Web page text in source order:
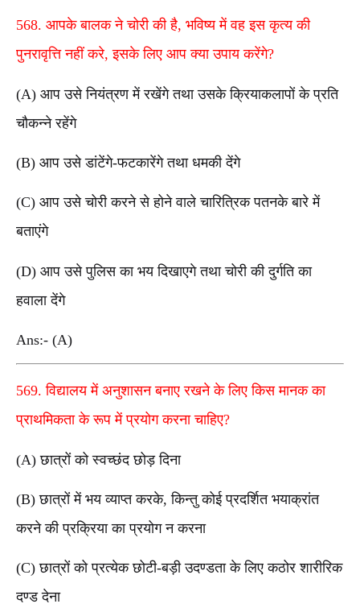
568. आपके बालक ने चोरी की है, भविष्य में वह इस कृत्य की
पुनरावृत्ति नहीं करे, इसके लिए आप क्या उपाय करेंगे?
(A) आप उसे नियंत्रण में रखेंगे तथा उसके क्रियाकलापों के प्रति
चौकन्ने रहेंगे
(B) आप उसे डांटेंगे-फटकारेंगे तथा धमकी देंगे
(C) आप उसे चोरी करने से होने वाले चारित्रिक पतनके बारे में
बताएंगे
(D) आप उसे पुलिस का भय दिखाएगे तथा चोरी की दुर्गति का
हवाला देंगे
Ans:- (A)
569. विद्यालय में अनुशासन बनाए रखने के लिए किस मानक का
प्राथमिकता के रूप में प्रयोग करना चाहिए?
(A) छात्रों को स्वच्छंद छोड़ दिना
(B) छात्रों में भय व्याप्त करके, किन्तु कोई प्रदर्शित भयाक्रांत
करने की प्रक्रिया का प्रयोग न करना
(C) छात्रों को प्रत्येक छोटी-बड़ी उदण्डता के लिए कठोर शारीरिक
दण्ड देना